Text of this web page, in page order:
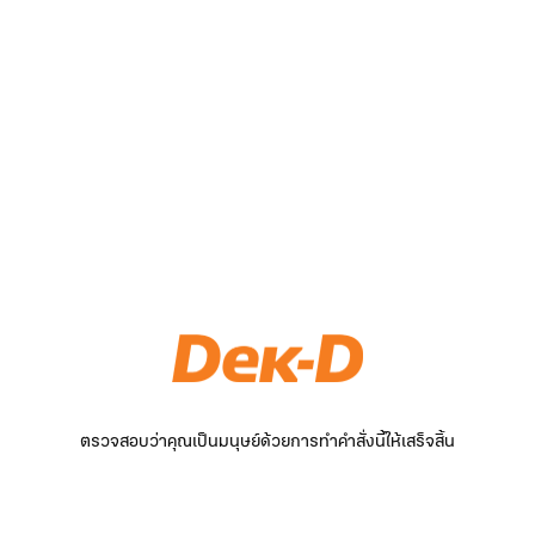
ตรวจสอบว่าคุณเป็นมนุษย์ด้วยการทำคำสั่งนี้ให้เสร็จสิ้น